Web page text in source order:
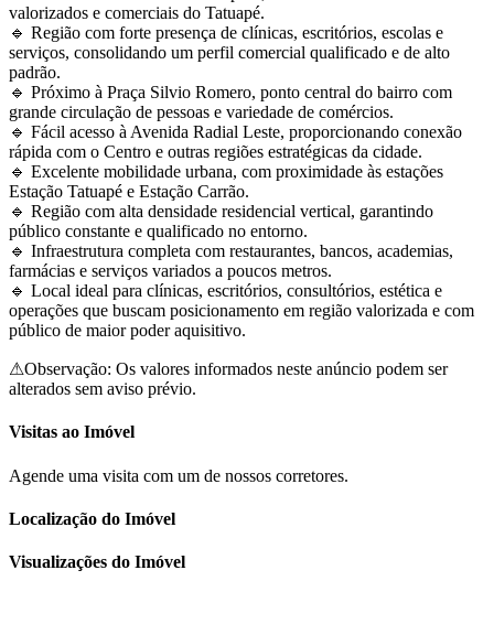
valorizados e comerciais do Tatuapé.
🔹 Região com forte presença de clínicas, escritórios, escolas e
serviços, consolidando um perfil comercial qualificado e de alto
padrão.
🔹 Próximo à Praça Silvio Romero, ponto central do bairro com
grande circulação de pessoas e variedade de comércios.
🔹 Fácil acesso à Avenida Radial Leste, proporcionando conexão
rápida com o Centro e outras regiões estratégicas da cidade.
🔹 Excelente mobilidade urbana, com proximidade às estações
Estação Tatuapé e Estação Carrão.
🔹 Região com alta densidade residencial vertical, garantindo
público constante e qualificado no entorno.
🔹 Infraestrutura completa com restaurantes, bancos, academias,
farmácias e serviços variados a poucos metros.
🔹 Local ideal para clínicas, escritórios, consultórios, estética e
operações que buscam posicionamento em região valorizada e com
público de maior poder aquisitivo.
⚠Observação: Os valores informados neste anúncio podem ser
alterados sem aviso prévio.
Visitas ao Imóvel
Agende uma visita com um de nossos corretores.
Localização do Imóvel
Visualizações do Imóvel